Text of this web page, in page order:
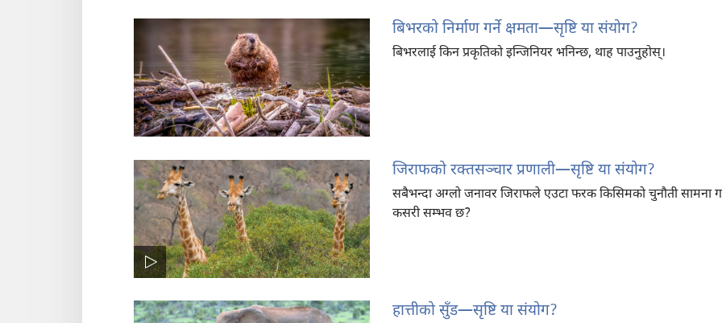
बिभरको निर्माण गर्ने क्षमता​—सृष्टि या संयोग?
बिभरलाई किन प्रकृतिको इन्जिनियर भनिन्छ, थाह पाउनुहोस्‌।
जिराफको रक्‍तसञ्चार प्रणाली​—सृष्टि या संयोग?
सबैभन्दा अग्लो जनावर जिराफले एउटा फरक किसिमको चुनौती सामना
कसरी सम्भव छ?
हात्तीको सुँड​—सृष्टि या संयोग?